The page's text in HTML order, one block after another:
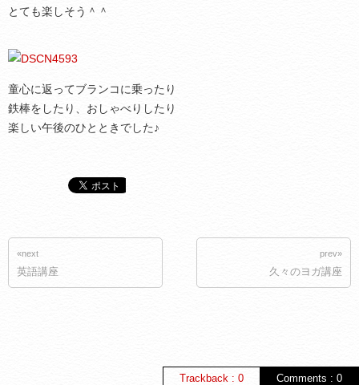
とても楽しそう＾＾
童心に返ってブランコに乗ったり
鉄棒をしたり、おしゃべりしたり
楽しい午後のひとときでした♪
«next
英語講座
prev»
久々のヨガ講座
Comments : 0
Trackback : 0